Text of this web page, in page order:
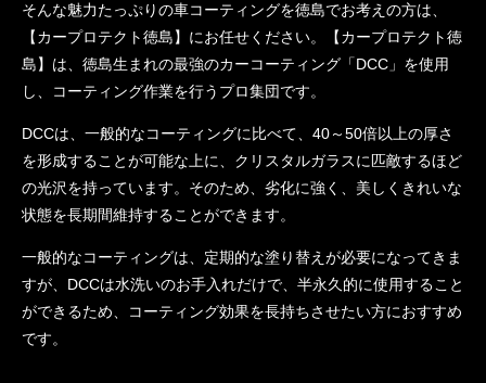
そんな魅力たっぷりの車コーティングを徳島でお考えの方は、
【カープロテクト徳島】にお任せください。【カープロテクト徳
島】は、徳島生まれの最強のカーコーティング「DCC」を使用
し、コーティング作業を行うプロ集団です。
DCCは、一般的なコーティングに比べて、40～50倍以上の厚さ
を形成することが可能な上に、クリスタルガラスに匹敵するほど
の光沢を持っています。そのため、劣化に強く、美しくきれいな
状態を長期間維持することができます。
一般的なコーティングは、定期的な塗り替えが必要になってきま
すが、DCCは水洗いのお手入れだけで、半永久的に使用すること
ができるため、コーティング効果を長持ちさせたい方におすすめ
です。